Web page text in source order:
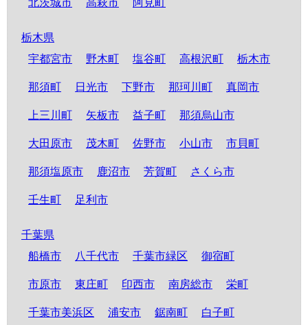
北茨城市 高萩市 阿見町
栃木県
宇都宮市
野木町 塩谷町 高根沢町 栃木市
那須町 日光市 下野市 那珂川町 真岡市
上三川町 矢板市 益子町 那須烏山市
大田原市 茂木町 佐野市 小山市 市貝町
那須塩原市 鹿沼市 芳賀町 さくら市
壬生町 足利市
千葉県
船橋市
八千代市 千葉市緑区 御宿町
市原市 東庄町 印西市 南房総市 栄町
千葉市美浜区 浦安市 鋸南町 白子町